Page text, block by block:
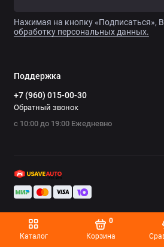
Каталог Корзина
0
Citroen
Datsun
Dodge
Dongfeng
Ford
Нажимая на кнопку «Подписаться»,
обработку персональных данных.
Поддержка
+7 (960) 015-00-30
Обратный звонок
с 10:00 до 19:00 Ежедневно